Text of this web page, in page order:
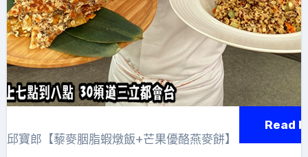
邱寶郎【藜麥胭脂蝦燉飯+芒果優酪燕麥餅】
Read